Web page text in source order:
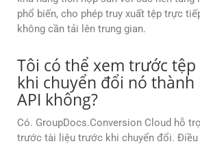
phổ biến, cho phép truy xuất tệp trực
không cần tải lên trung gian.
Tôi có thể xem trước tệp
khi chuyển đổi nó thành
API không?
Có. GroupDocs.Conversion Cloud hỗ
trước tài liệu trước khi chuyển đổi. Điều